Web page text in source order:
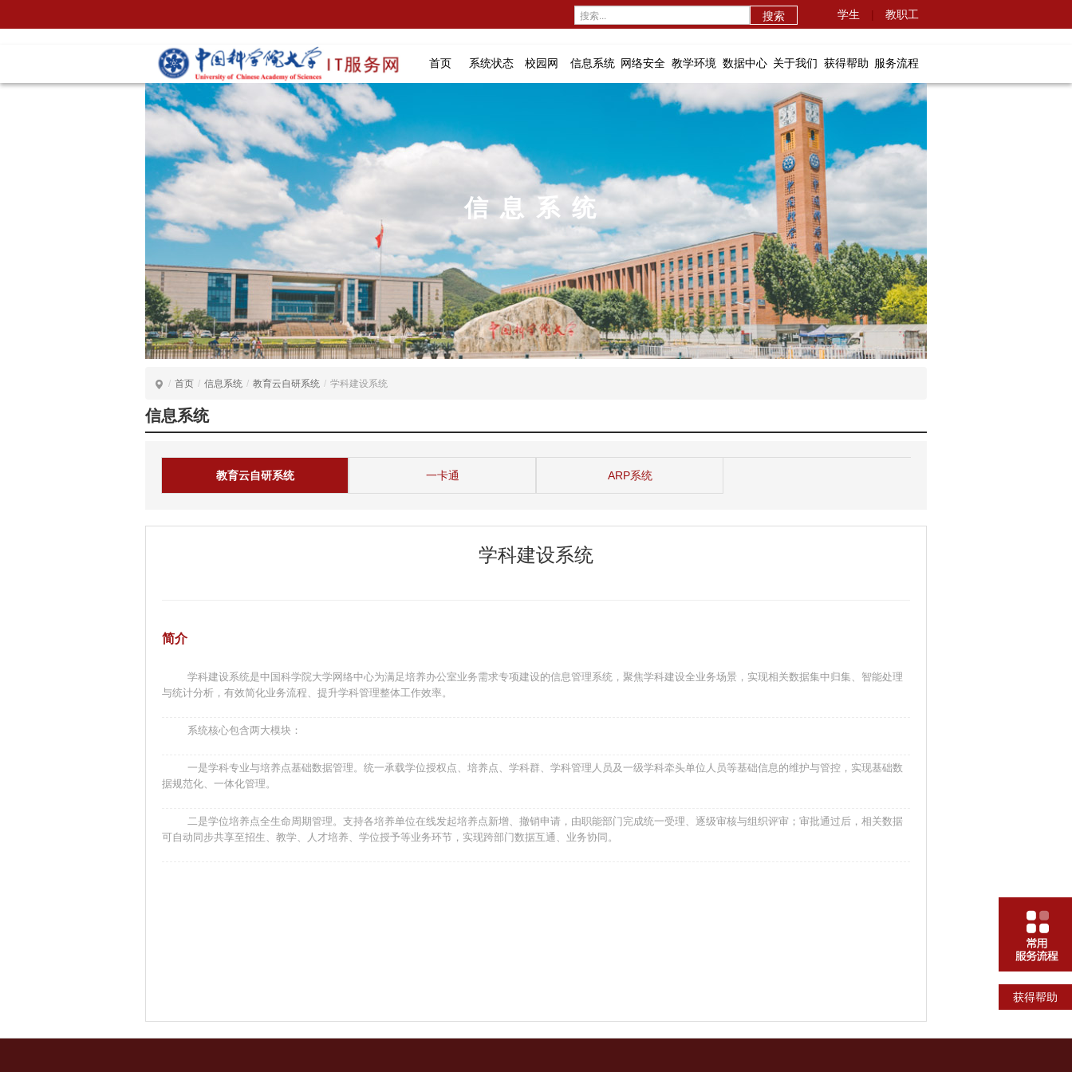
学生 | 教职工
首页 系统状态 校园网 信息系统 网络安全 教学环境 数据中心 关于我们 获得帮助 服务流程
/ 首页 / 信息系统 / 教育云自研系统 / 学科建设系统
信息系统
信息系统
教育云自研系统 一卡通 ARP系统
学科建设系统
简介
学科建设系统是中国科学院大学网络中心为满足培养办公室业务需求专项建设的信息管理系统，聚焦学科建设全业务场景，实现相关数据集中归集、智能处理
与统计分析，有效简化业务流程、提升学科管理整体工作效率。
系统核心包含两大模块：
一是学科专业与培养点基础数据管理。统一承载学位授权点、培养点、学科群、学科管理人员及一级学科牵头单位人员等基础信息的维护与管控，实现基础数
据规范化、一体化管理。
二是学位培养点全生命周期管理。支持各培养单位在线发起培养点新增、撤销申请，由职能部门完成统一受理、逐级审核与组织评审；审批通过后，相关数据
可自动同步共享至招生、教学、人才培养、学位授予等业务环节，实现跨部门数据互通、业务协同。
获得帮助